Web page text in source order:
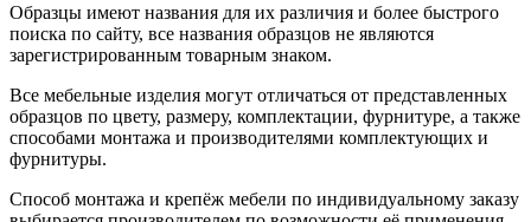
Образцы имеют названия для их различия и более быстрого
поиска по сайту, все названия образцов не являются
зарегистрированным товарным знаком.
Все мебельные изделия могут отличаться от представленных
образцов по цвету, размеру, комплектации, фурнитуре, а также
способами монтажа и производителями комплектующих и
фурнитуры.
Способ монтажа и крепёж мебели по индивидуальному заказу